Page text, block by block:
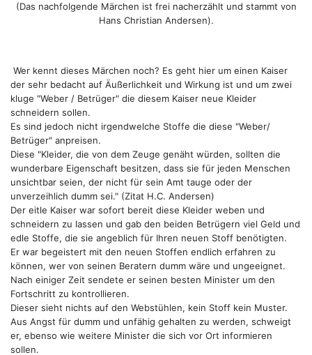
(Das nachfolgende Märchen ist frei nacherzählt und stammt von
Hans Christian Andersen).
Wer kennt dieses Märchen noch? Es geht hier um einen Kaiser
der sehr bedacht auf Äußerlichkeit und Wirkung ist und um zwei
kluge "Weber / Betrüger" die diesem Kaiser neue Kleider
schneidern sollen.
Es sind jedoch nicht irgendwelche Stoffe die diese "Weber/
Betrüger" anpreisen.
Diese "Kleider, die von dem Zeuge genäht würden, sollten die
wunderbare Eigenschaft besitzen, dass sie für jeden Menschen
unsichtbar seien, der nicht für sein Amt tauge oder der
unverzeihlich dumm sei." (Zitat H.C. Andersen)
Der eitle Kaiser war sofort bereit diese Kleider weben und
schneidern zu lassen und gab den beiden Betrügern viel Geld und
edle Stoffe, die sie angeblich für Ihren neuen Stoff benötigten.
Er war begeistert mit den neuen Stoffen endlich erfahren zu
können, wer von seinen Beratern dumm wäre und ungeeignet.
Nach einiger Zeit sendete er seinen besten Minister um den
Fortschritt zu kontrollieren.
Dieser sieht nichts auf den Webstühlen, kein Stoff kein Muster.
Aus Angst für dumm und unfähig gehalten zu werden, schweigt
er, ebenso wie weitere Minister die sich vor Ort informieren
sollen.